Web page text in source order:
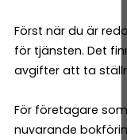
Först när du är
för tjänsten. Det
avgifter att ta
För företagare
nuvarande